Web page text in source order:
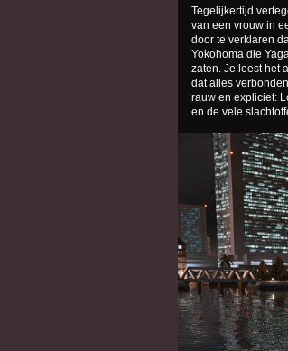
Tegelijkertijd
van een vrouw in
door te verklaren
Yokohoma die
zaten. Je leest het
dat alles
rauw en expliciet:
en de vele